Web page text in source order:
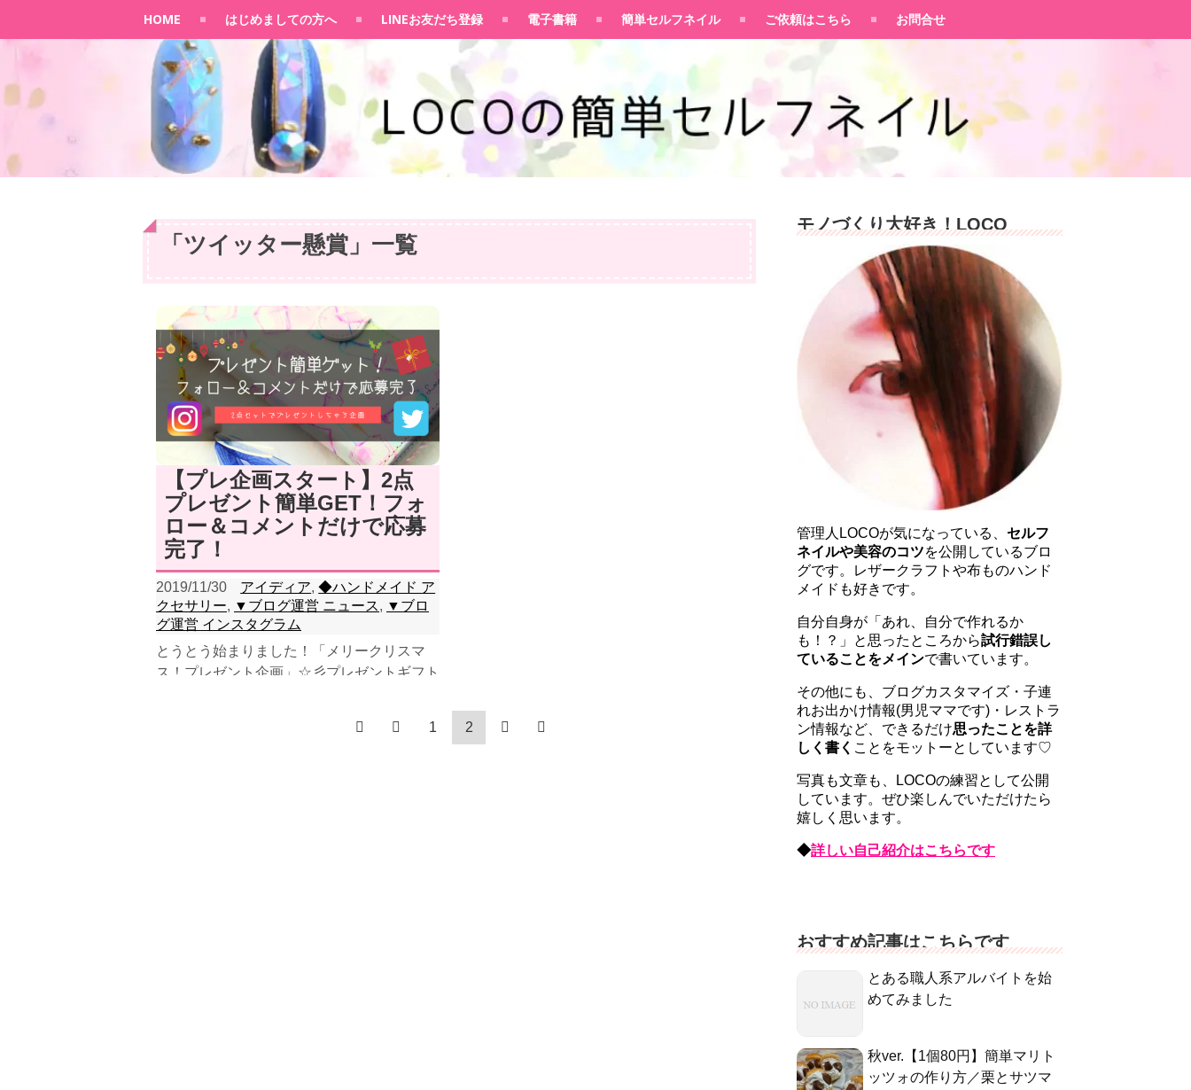
HOME はじめましての方へ LINEお友だち登録 電子書籍 簡単セルフネイル ご依頼はこちら お問合せ
「 ツイッター懸賞 」 一覧
【プレ企画スタート】2点
プレゼント簡単GET！フォ
ロー＆コメントだけで応募
完了！
2019/11/30 アイディア,◆ハンドメイド ア
クセサリー, ▼ブログ運営 ニュース, ▼ブロ
グ運営 インスタグラム
とうとう始まりました！「メリークリスマ
ス！プレゼント企画」☆彡プレゼントギフト
1
2
モノづくり大好き！LOCO
管理人LOCOが気になっている、 セルフ
ネイルや美容のコツを公開しているブロ
グです。レザークラフトや布ものハンド
メイドも好きです。
自分自身が「あれ、自分で作れるか
も！？」と思ったところから試行錯誤し
ていることをメインで書いています。
その他にも、ブログカスタマイズ・子連
れお出かけ情報(男児ママです)・レストラ
ン情報など、できるだけ思ったことを詳
しく書く ことをモットーとしています♡
写真も文章も、LOCOの練習として公開
しています。ぜひ楽しんでいただけたら
嬉しく思います。
◆詳しい自己紹介はこちらです
おすすめ記事はこちらです
とある職人系アルバイトを始
めてみました
秋ver.【1個80円】簡単マリト
ッツォの作り方／栗とサツマ